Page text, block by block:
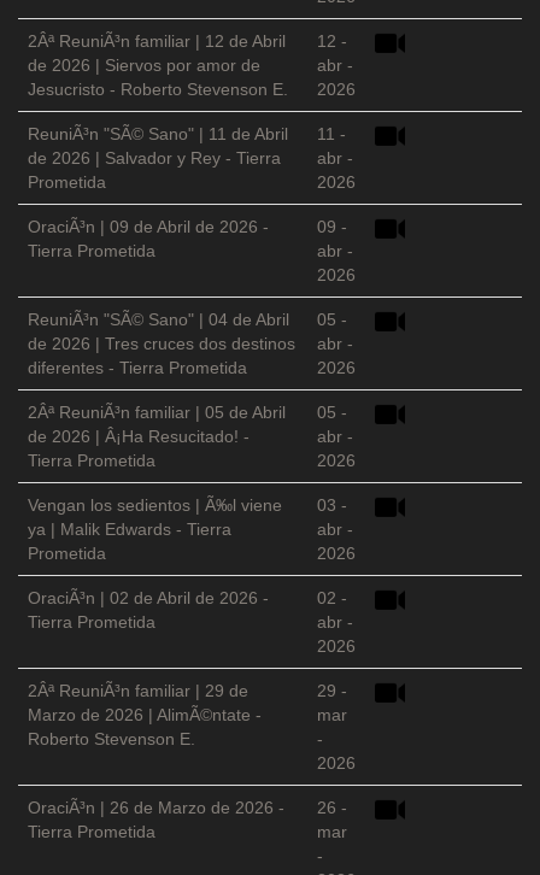
2Âª ReuniÃ³n familiar | 12 de Abril
de 2026 | Siervos por amor de
Jesucristo - Roberto Stevenson E.
12 -
abr -
2026
ReuniÃ³n "SÃ© Sano" | 11 de Abril
de 2026 | Salvador y Rey - Tierra
Prometida
11 -
abr -
2026
OraciÃ³n | 09 de Abril de 2026 -
Tierra Prometida
09 -
abr -
2026
ReuniÃ³n "SÃ© Sano" | 04 de Abril
de 2026 | Tres cruces dos destinos
diferentes - Tierra Prometida
05 -
abr -
2026
2Âª ReuniÃ³n familiar | 05 de Abril
de 2026 | Â¡Ha Resucitado! -
Tierra Prometida
05 -
abr -
2026
Vengan los sedientos | Ã‰l viene
ya | Malik Edwards - Tierra
Prometida
03 -
abr -
2026
OraciÃ³n | 02 de Abril de 2026 -
Tierra Prometida
02 -
abr -
2026
2Âª ReuniÃ³n familiar | 29 de
Marzo de 2026 | AlimÃ©ntate -
Roberto Stevenson E.
29 -
mar
-
2026
OraciÃ³n | 26 de Marzo de 2026 -
Tierra Prometida
26 -
mar
-